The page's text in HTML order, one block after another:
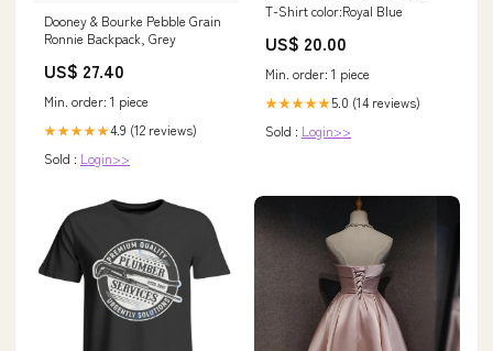
Dooney & Bourke Pebble Grain
Ronnie Backpack, Grey
US$ 27.40
Min. order: 1 piece
★★★★★4.9 (12 reviews)
Sold : Login>>
T-Shirt color:Royal Blue
US$ 20.00
Min. order: 1 piece
★★★★★5.0 (14 reviews)
Sold : Login>>